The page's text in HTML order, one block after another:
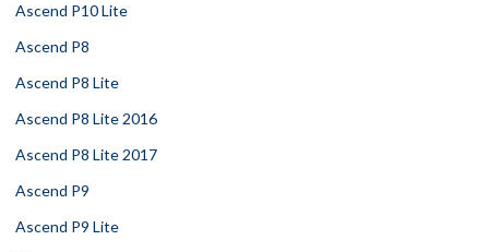
Ascend P10 Lite
Ascend P8
Ascend P8 Lite
Ascend P8 Lite 2016
Ascend P8 Lite 2017
Ascend P9
Ascend P9 Lite